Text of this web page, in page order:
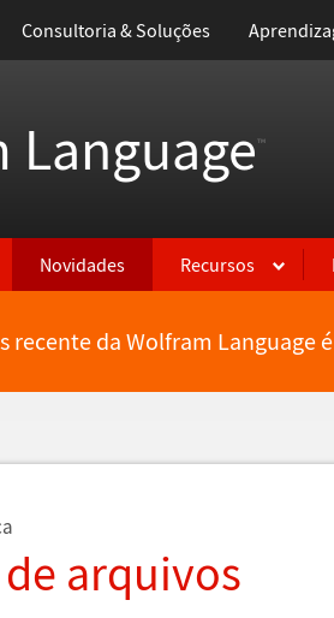
Consultoria & Soluções
Language™
Novidades Recursos
recente da Wolfram Language
arquivos